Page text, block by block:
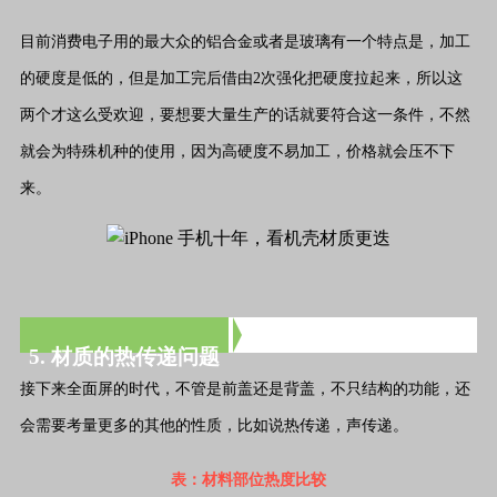
目前消费电子用的最大众的铝合金或者是玻璃有一个特点是，加工
的硬度是低的，但是加工完后借由2次强化把硬度拉起来，所以这
两个才这么受欢迎，要想要大量生产的话就要符合这一条件，不然
就会为特殊机种的使用，因为高硬度不易加工，价格就会压不下
来。
5. 材质的热传递问题
接下来全面屏的时代，不管是前盖还是背盖，不只结构的功能，还
会需要考量更多的其他的性质，比如说热传递，声传递。
表：材料部位热度比较